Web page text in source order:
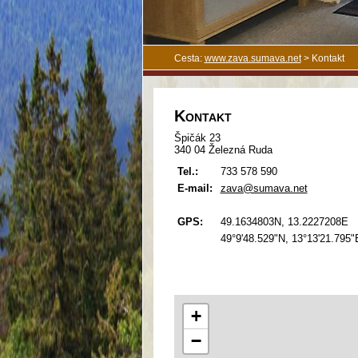
Cesta: www.zava.sumava.net> Kontakt
Kontakt
Špičák 23
340 04 Železná Ruda
Tel.:
733 578 590
E-mail:
zava@sumava.net
GPS:
49.1634803N, 13.2227208E
49°9'48.529"N,